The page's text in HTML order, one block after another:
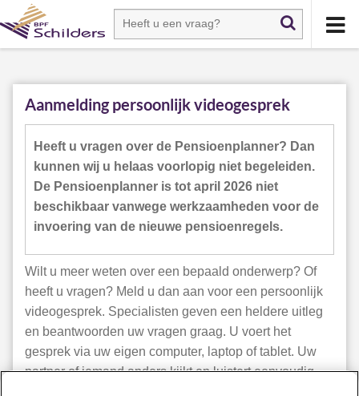
Aanmelding persoonlijk videogesprek
Heeft u vragen over de Pensioenplanner? Dan
kunnen wij u helaas voorlopig niet begeleiden.
De Pensioenplanner is tot april 2026 niet
beschikbaar vanwege werkzaamheden voor de
invoering van de nieuwe pensioenregels.
Wilt u meer weten over een bepaald onderwerp? Of
heeft u vragen? Meld u dan aan voor een persoonlijk
videogesprek. Specialisten geven een heldere uitleg
en beantwoorden uw vragen graag. U voert het
gesprek via uw eigen computer, laptop of tablet. Uw
partner of iemand anders kijkt en luistert eenvoudig